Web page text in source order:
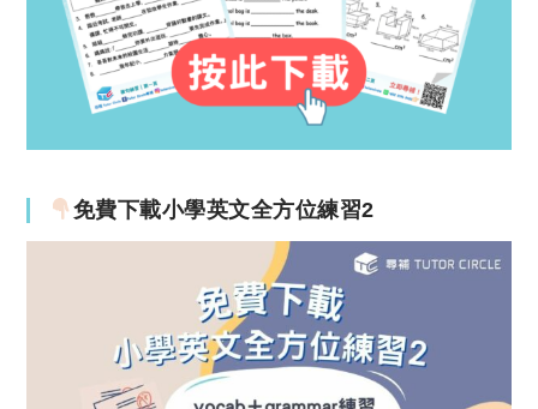
免費下載小學英文全方位練習2